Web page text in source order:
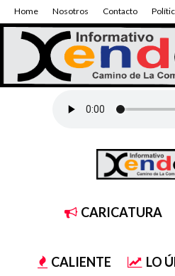
Home Nosotros Contacto
CARICATURA
CALIENTE LO